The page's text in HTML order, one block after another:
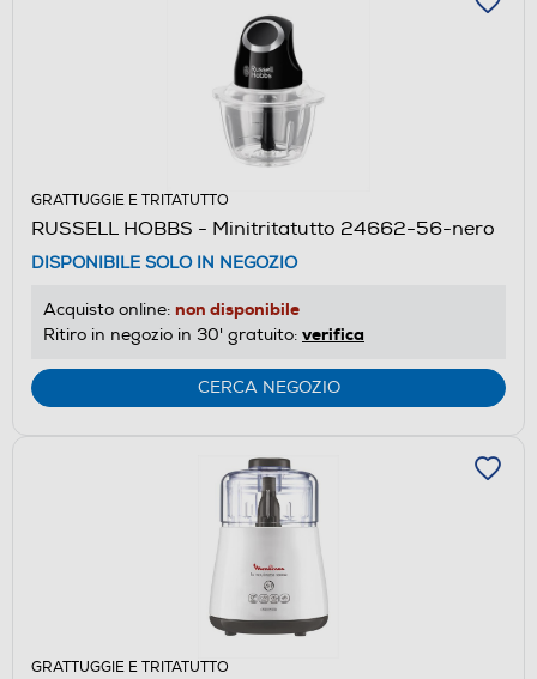
GRATTUGGIE E TRITATUTTO
RUSSELL HOBBS - Minitritatutto 24662-56-nero
DISPONIBILE SOLO IN NEGOZIO
Acquisto online: non disponibile
Ritiro in negozio in 30' gratuito: verifica
CERCA NEGOZIO
GRATTUGGIE E TRITATUTTO